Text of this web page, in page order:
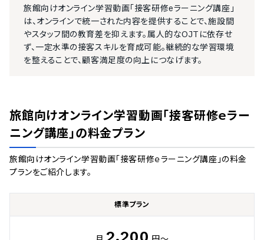
旅館向けオンライン学習動画「接客研修eラーニング講座」
は、オンラインで統一された内容を提供することで、施設間
やスタッフ間の教育差を抑えます。属人的なOJTに依存せ
ず、一定水準の接客スキルを育成可能。継続的な学習環境
を整えることで、顧客満足度の向上につなげます。
旅館向けオンライン学習動画「接客研修ｅラー
ニング講座」の料金プラン
旅館向けオンライン学習動画「接客研修ｅラーニング講座」の料金
プランをご紹介します。
標準プラン
2,200